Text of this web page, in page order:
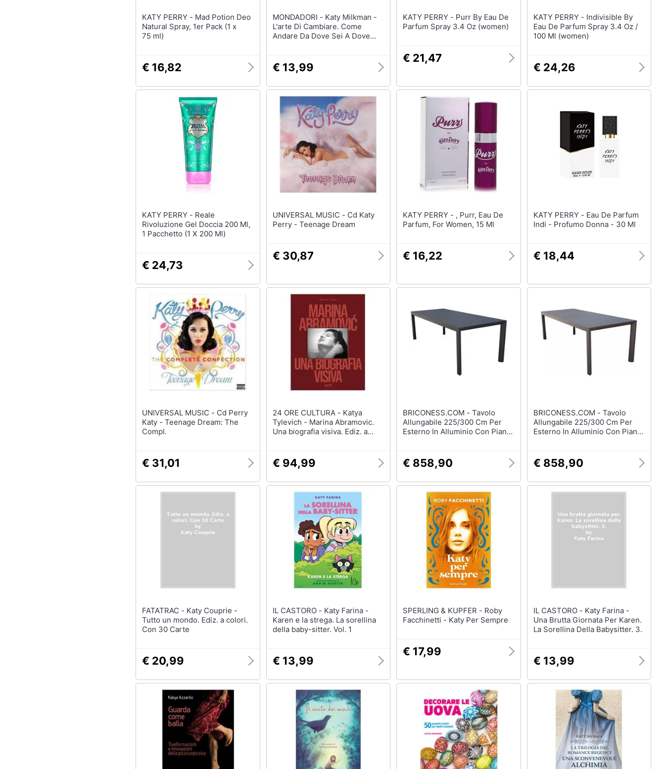
KATY PERRY - Mad Potion Deo
Natural Spray, 1er Pack (1 x
75 ml)
€ 16,82
MONDADORI - Katy Milkman -
L'arte Di Cambiare. Come
Andare Da Dove Sei A Dove
€ 13,99
KATY PERRY - Purr By Eau De
Parfum Spray 3.4 Oz (women)
€ 21,47
KATY PERRY - Indivisible By
Eau De Parfum Spray 3.4 Oz /
100 Ml (women)
€ 24,26
KATY PERRY - Reale
Rivoluzione Gel Doccia 200 Ml,
1 Pacchetto (1 X 200 Ml)
€ 24,73
UNIVERSAL MUSIC - Cd Katy
Perry - Teenage Dream
€ 30,87
KATY PERRY - , Purr, Eau De
Parfum, For Women, 15 Ml
€ 16,22
KATY PERRY - Eau De Parfum
Indi - Profumo Donna - 30 Ml
€ 18,44
UNIVERSAL MUSIC - Cd Perry
Katy - Teenage Dream: The
Compl.
€ 31,01
24 ORE CULTURA - Katya
Tylevich - Marina Abramovic.
Una biografia visiva. Ediz. a
€ 94,99
BRICONESS.COM - Tavolo
Allungabile 225/300 Cm Per
Esterno In Alluminio Con Piano
€ 858,90
BRICONESS.COM - Tavolo
Allungabile 225/300 Cm Per
Esterno In Alluminio Con Piano
€ 858,90
FATATRAC - Katy Couprie -
Tutto un mondo. Ediz. a colori.
Con 30 Carte
€ 20,99
IL CASTORO - Katy Farina -
Karen e la strega. La sorellina
della baby-sitter. Vol. 1
€ 13,99
SPERLING & KUPFER - Roby
Facchinetti - Katy Per Sempre
€ 17,99
IL CASTORO - Katy Farina -
Una Brutta Giornata Per Karen.
La Sorellina Della Babysitter. 3.
€ 13,99